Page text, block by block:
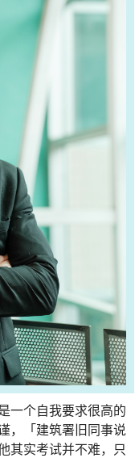
一个自我要求很高的
，「建筑署旧同事说
其实考试并不难，只